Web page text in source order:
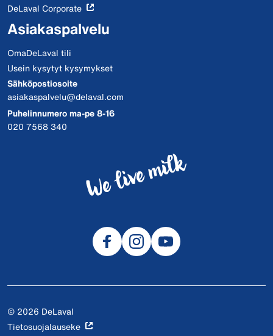
DeLaval Corporate
Asiakaspalvelu
OmaDeLaval tili
Usein kysytyt kysymykset
Sähköpostiosoite
asiakaspalvelu@delaval.com
Puhelinnumero ma-pe 8-16
020 7568 340
© 2026 DeLaval
Tietosuojalauseke